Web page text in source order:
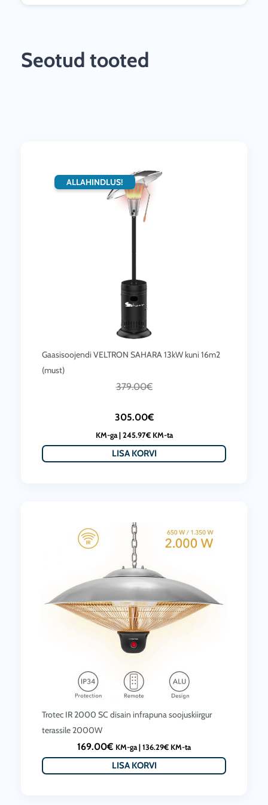
Seotud tooted
ALLAHINDLUS!
Gaasisoojendi VELTRON SAHARA 13kW kuni 16m2
(must)
379.00€
A
g
n
e
d
o
l
i
:
3
7
9
0
0
€
305.00€
r
i
e
s
5
.
0
0
€
KM-ga | 245.97€KM-ta
LISA KORVI
Trotec IR 2000 SC disain infrapuna soojuskiirgur
terassile 2000W
169.00€ KM-ga | 136.29€ KM-ta
LISA KORVI